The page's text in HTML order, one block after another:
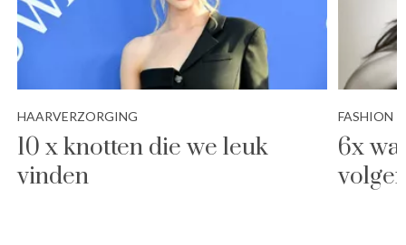
HAARVERZORGING
10 x knotten die we leuk
vinden
FASHION
6x